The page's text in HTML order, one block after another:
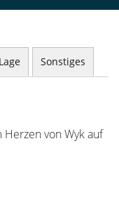
Lage Sonstiges
Herzen von Wyk auf